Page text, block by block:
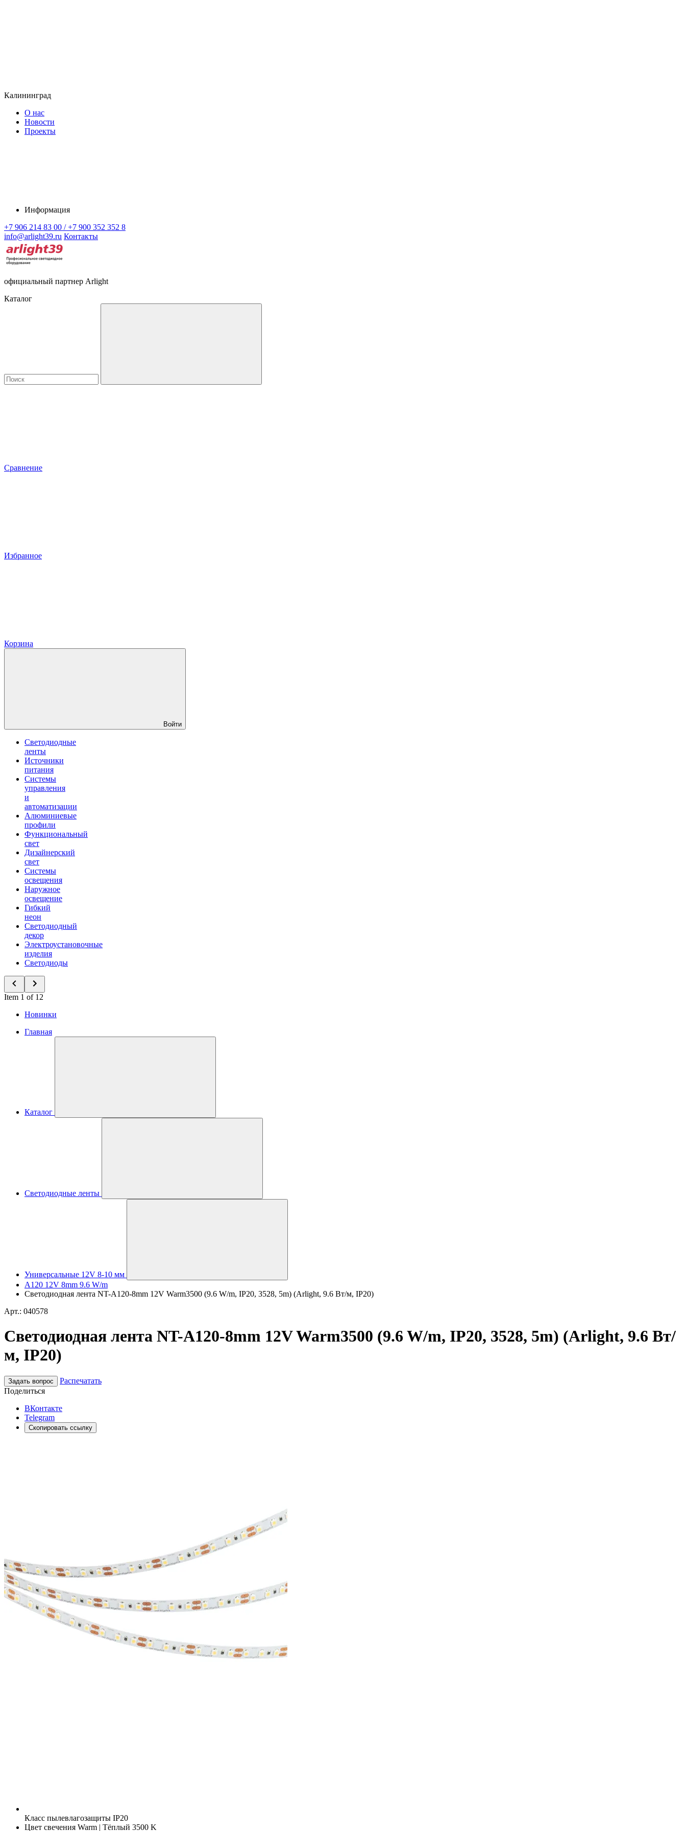
Калининград
О нас
Новости
Проекты
Информация
+7 906 214 83 00 / +7 900 352 352 8
info@arlight39.ru Контакты
официальный партнер Arlight
Каталог
Сравнение
Избранное
Корзина
Войти
Светодиодные
ленты
Источники
питания
Системы
управления
и
автоматизации
Алюминиевые
профили
Функциональный
свет
Дизайнерский
свет
Системы
освещения
Наружное
освещение
Гибкий
неон
Светодиодный
декор
Электроустановочные
изделия
Светодиоды
Item 1 of 12
Новинки
Главная
Каталог
Светодиодные ленты
Универсальные 12V 8-10 мм
A120 12V 8mm 9.6 W/m
Светодиодная лента NT-A120-8mm 12V Warm3500 (9.6 W/m, IP20, 3528, 5m) (Arlight, 9.6 Вт/м, IP20)
Арт.: 040578
Светодиодная лента NT-A120-8mm 12V Warm3500 (9.6 W/m, IP20, 3528, 5m) (Arlight, 9.6 Вт/
м, IP20)
Задать вопрос
Распечатать
Поделиться
ВКонтакте
Telegram
Скопировать ссылку
Класс пылевлагозащиты IP20
Цвет свечения Warm | Тёплый 3500 K